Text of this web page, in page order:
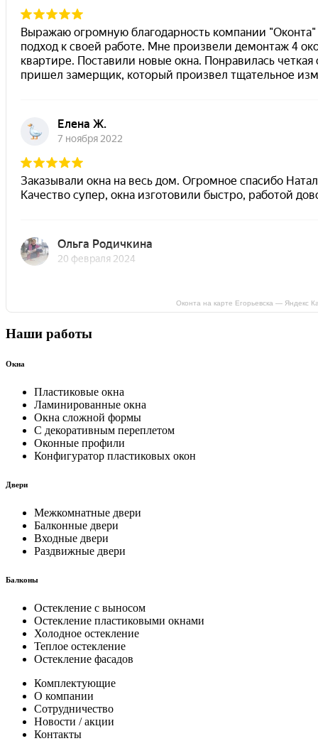
Оконта на карте Егорьевска — Яндекс
Наши работы
Окна
Пластиковые окна
Ламинированные окна
Окна сложной формы
С декоративным переплетом
Оконные профили
Конфигуратор пластиковых окон
Двери
Межкомнатные двери
Балконные двери
Входные двери
Раздвижные двери
Балконы
Остекление с выносом
Остекление пластиковыми окнами
Холодное остекление
Теплое остекление
Остекление фасадов
Комплектующие
О компании
Сотрудничество
Новости / акции
Контакты